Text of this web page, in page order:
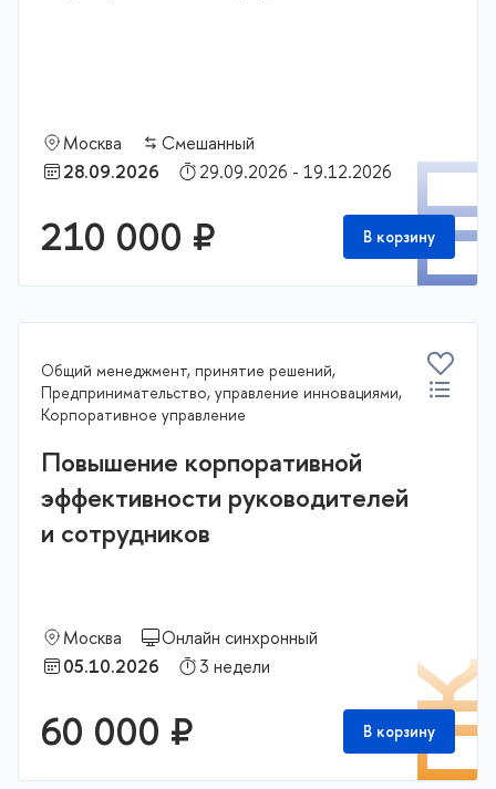
Москва
Смешанный
28.09.2026
29.09.2026 - 19.12.2026
210 000 ₽ В корзину
Общий менеджмент, принятие решений,
Предпринимательство, управление инновациями,
Корпоративное управление
Повышение корпоративной
эффективности руководителей
и сотрудников
Москва
Онлайн синхронный
05.10.2026
3 недели
60 000 ₽ В корзину